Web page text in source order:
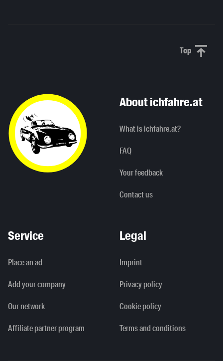
Top Scroll
About ichfahre.at
What is ichfahre.at?
FAQ
Your feedback
Contact us
Service
Place an ad
Add your company
Our network
Affiliate partner program
Legal
Imprint
Privacy policy
Cookie policy
Terms and conditions